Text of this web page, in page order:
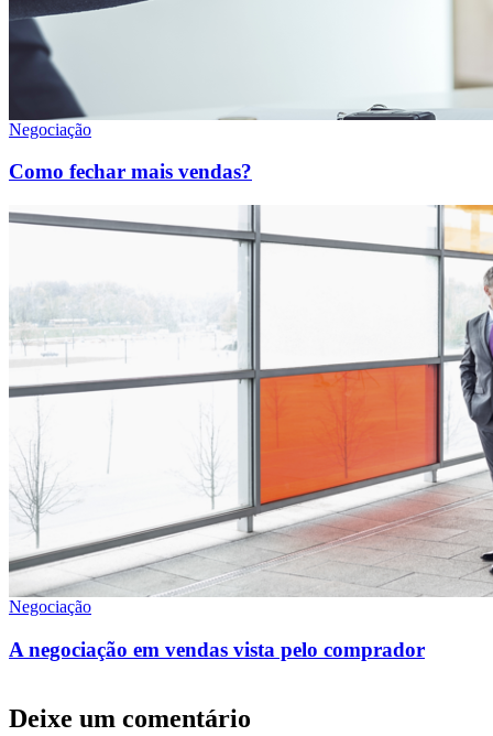
Negociação
Como fechar mais vendas?
Negociação
A negociação em vendas vista pelo comprador
Deixe um comentário